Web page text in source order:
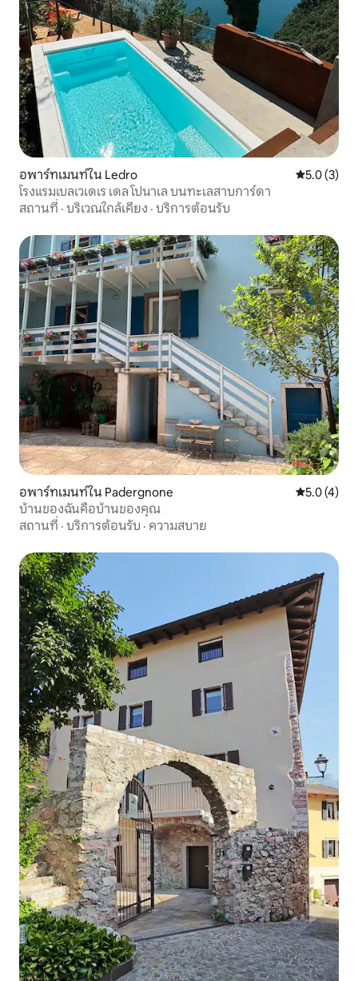
อพาร์ทเมนท์ใน Ledro คะแนนเฉลี่
5.0 (3)
โรงแรมเบลเวเดเร เดล โปนาเล บนทะเลสาบการ์ดา
สถานที่ · บริเวณใกล้เคียง · บริการต้อนรับ
อพาร์ทเมนท์ใน Padergnone คะแนนเฉลี่
5.0 (4)
บ้านของฉันคือบ้านของคุณ
สถานที่ · บริการต้อนรับ · ความสบาย